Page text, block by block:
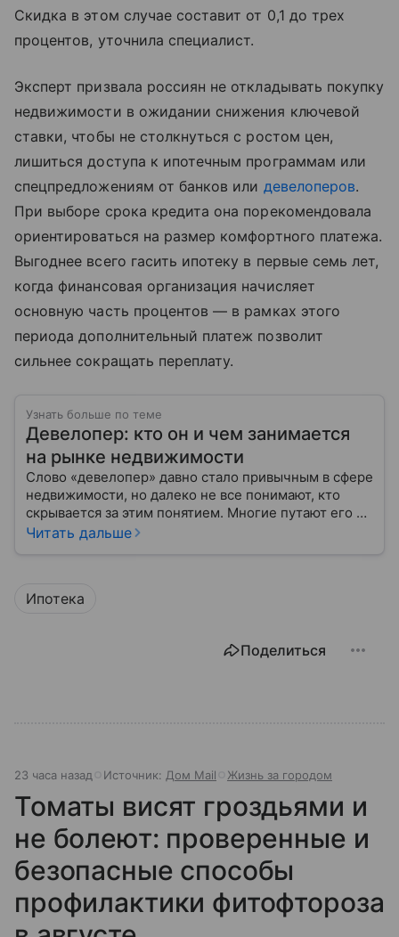
Скидка в этом случае составит от 0,1 до трех
процентов, уточнила специалист.
Эксперт призвала россиян не откладывать покупку
недвижимости в ожидании снижения ключевой
ставки, чтобы не столкнуться с ростом цен,
лишиться доступа к ипотечным программам или
спецпредложениям от банков или девелоперов.
При выборе срока кредита она порекомендовала
ориентироваться на размер комфортного платежа.
Выгоднее всего гасить ипотеку в первые семь лет,
когда финансовая организация начисляет
основную часть процентов — в рамках этого
периода дополнительный платеж позволит
сильнее сокращать переплату.
Узнать больше по теме
Девелопер: кто он и чем занимается
на рынке недвижимости
Слово «девелопер» давно стало привычным в сфере
недвижимости, но далеко не все понимают, кто
скрывается за этим понятием. Многие путают его с
застройщиком, думая, что это одно и то же. На
Читать дальше
Ипотека
Поделиться
23 часа назад Источник: Дом Mail Жизнь за городом
Томаты висят гроздьями и
не болеют: проверенные и
безопасные способы
профилактики фитофтороза